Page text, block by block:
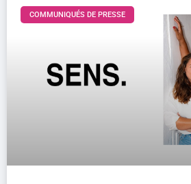
COMMUNIQUÉS DE PRESSE